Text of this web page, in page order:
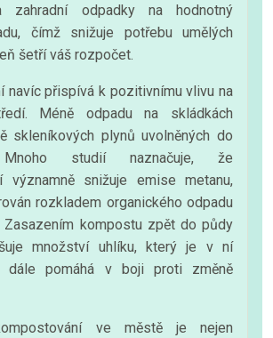
zahradní odpadky na hodnotný
čímž snižuje potřebu umělých
šetří váš rozpočet.
navíc přispívá k pozitivnímu vlivu na
Méně odpadu na skládkách
skleníkových plynů uvolněných do
Mnoho studií naznačuje, že
významně snižuje emise metanu,
rozkladem organického odpadu
Zasazením kompostu zpět do půdy
množství uhlíku, který je v ní
dále pomáhá v boji proti změně
ve městě je nejen